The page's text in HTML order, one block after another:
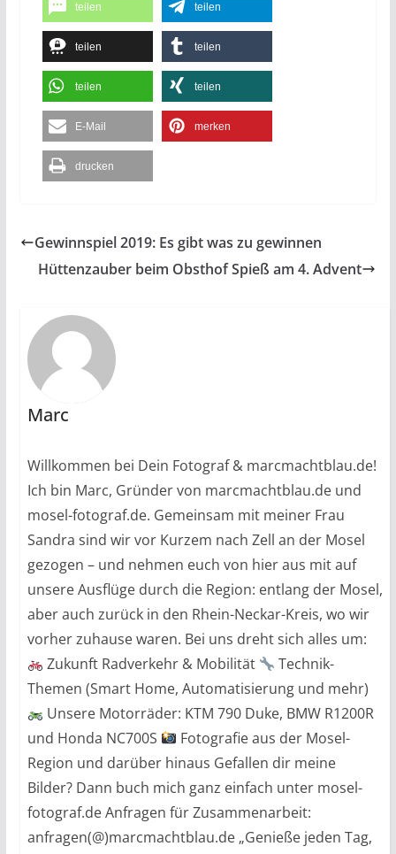
teilen teilen
teilen teilen
teilen teilen
E-Mail merken
drucken
Gewinnspiel 2019: Es gibt was zu gewinnen
Hüttenzauber beim Obsthof Spieß am 4. Advent
Marc
Willkommen bei Dein Fotograf & marcmachtblau.de!
Ich bin Marc, Gründer von marcmachtblau.de und
mosel-fotograf.de. Gemeinsam mit meiner Frau
Sandra sind wir vor Kurzem nach Zell an der Mosel
gezogen – und nehmen euch von hier aus mit auf
unsere Ausflüge durch die Region: entlang der Mosel,
aber auch zurück in den Rhein-Neckar-Kreis, wo wir
vorher zuhause waren. Bei uns dreht sich alles um:
Zukunft Radverkehr & Mobilität
Technik-
Themen (Smart Home, Automatisierung und mehr)
Unsere Motorräder: KTM 790 Duke, BMW R1200R
und Honda NC700S
Fotografie aus der Mosel-
Region und darüber hinaus Gefallen dir meine
Bilder? Dann buch mich ganz einfach unter mosel-
fotograf.de Anfragen für Zusammenarbeit:
anfragen(@)marcmachtblau.de „Genieße jeden Tag,